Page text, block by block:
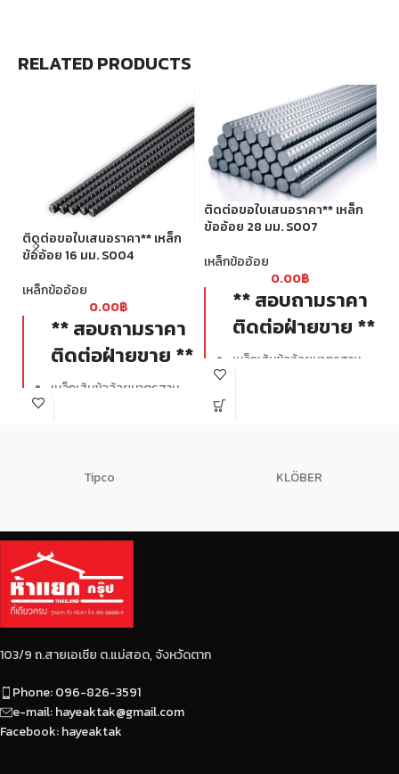
RELATED PRODUCTS
ติดต่อขอใบเสนอราคา** เหล็ก
ข้ออ้อย 16 มม. S004
เหล็กข้ออ้อย
0.00฿
** สอบถามราคา
ติดต่อฝ่ายขาย **
เหล็กเส้นข้ออ้อยมาตรฐาน
มีระยะบั้งที่เท่ากันและ
ผลิตด้วยเตา EF ที่มีการกำจัด
สิ่งปนเปื้อนออกจากเหล็ก
ทำให้ได้เหล็กที่บริสุทธิ์ เป็น
เนื้อเดียวกัน
ได้มาตรฐาน มอก.
ติดต่อขอใบเสนอราคา** เหล็ก
ข้ออ้อย 28 มม. S007
เหล็กข้ออ้อย
0.00฿
** สอบถามราคา
ติดต่อฝ่ายขาย **
เหล็กเส้นข้ออ้อยมาตรฐาน
สม่ำเสมอตลอดทั้งเส้น
สิ่งปนเปื้อนออกจากเหล็ก
Tipco KLÖBER
103/9 ถ.สายเอเซีย ต.แม่สอด, จังหวัดตาก
Phone: 096-826-3591
e-mail: hayeaktak@gmail.com
Facebook: hayeaktak